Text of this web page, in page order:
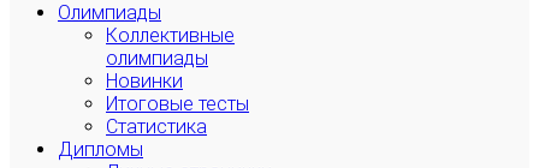
Олимпиады
Коллективные
олимпиады
Новинки
Итоговые тесты
Статистика
Дипломы